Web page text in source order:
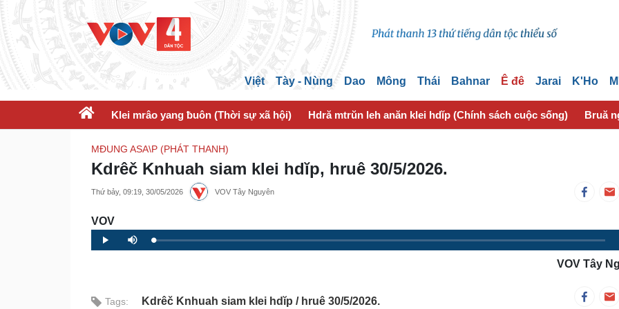
Việt Tày - Nùng Dao Mông Thái Bahnar Ê đê Jarai K'Ho
Klei mrâo yang ƀuôn (Thời sự xã hội) Hdră mtrŭn leh anăn klei hdĭp (Chính sách cuộc sống) Bruă
MĐUNG ASA\P (PHÁT THANH)
Kdrêč Knhuah siam klei hdĭp, hruê 30/5/2026.
Thứ bảy, 09:19, 30/05/2026 VOV Tây Nguyên
VOV
Play Mute Loaded:
0%
Progress:
0%
VOV Tây
Tags: Kdrêč Knhuah siam klei hdĭp hruê 30/5/2026.